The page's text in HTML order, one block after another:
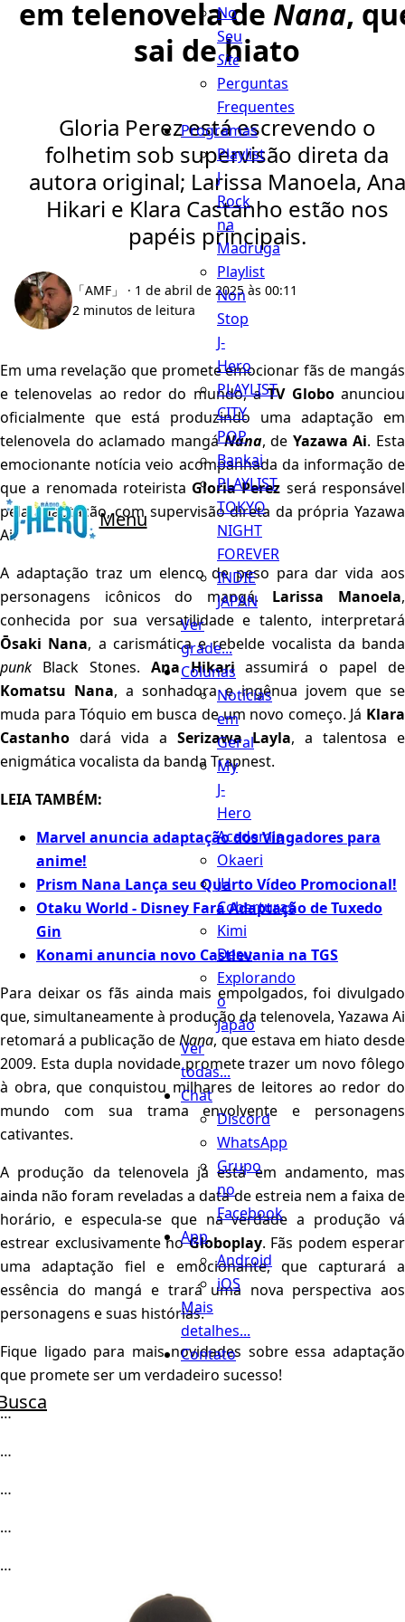
Menu
No
Seu
Site
Perguntas
Frequentes
Programas
Playlist
J
Rock
na
Madruga
Playlist
Non
Stop
J-
Hero
PLAYLIST
CITY
POP
Bankai
PLAYLIST
TOKYO
NIGHT
FOREVER
INDIE
JAPAN
Ver
grade...
Colunas
Notícias
em
Geral
My
J-
Hero
Academia
Okaeri
JH
Coberturas
Kimi
Desu
Explorando
o
Japão
Ver
todas...
Chat
Discord
WhatsApp
Grupo
no
Facebook
App
Android
iOS
Mais
detalhes...
Contato
em telenovela de Nana,
sai de hiato
Gloria Perez está escrevendo o
folhetim sob supervisão direta da
autora original; Larissa Manoela, Ana
Hikari e Klara Castanho estão nos
papéis principais.
「AMF」
· 1 de abril de 2025 às 00:11
2 minutos de leitura
Em uma revelação que promete emocionar fãs de mangás
e telenovelas ao redor do mundo, aTV Globoanunciou
oficialmente que está produzindo uma adaptação em
telenovela do aclamado mangáNana, de Yazawa Ai. Esta
emocionante notícia veio acompanhada da informação de
que a renomada roteirista Gloria Perez será responsável
pela adaptação, com supervisão direta da própria Yazawa
Ai.
A adaptação traz um elenco de peso para dar vida aos
personagens icônicos do mangá. Larissa Manoela,
conhecida por sua versatilidade e talento, interpretará
Ōsaki Nana, a carismática e rebelde vocalista da banda
punk Black Stones. Ana Hikariassumirá o papel de
Komatsu Nana, a sonhadora e ingênua jovem que se
muda para Tóquio em busca de um novo começo. Já Klara
Castanho dará vida a Serizawa Layla, a talentosa e
enigmática vocalista da banda Trapnest.
LEIA TAMBÉM:
Marvel anuncia adaptação dos Vingadores para
anime!
Prism Nana Lança seu Quarto Vídeo Promocional!
Otaku World - Disney Fará Adaptação de Tuxedo
Gin
Konami anuncia novo Castlevania na TGS
Para deixar os fãs ainda mais empolgados, foi divulgado
que, simultaneamente à produção da telenovela, Yazawa Ai
retomará a publicação deNana, que estava em hiato desde
2009. Esta dupla novidade promete trazer um novo fôlego
à obra, que conquistou milhares de leitores ao redor do
mundo com sua trama envolvente e personagens
cativantes.
A produção da telenovela já está em andamento, mas
ainda não foram reveladas a data de estreia nem a faixa de
horário, e especula-se que na verdade a produção vá
estrear exclusivamente noGloboplay. Fãs podem esperar
uma adaptação fiel e emocionante, que capturará a
essência do mangá e trará uma nova perspectiva aos
personagens e suas histórias.
Fique ligado para mais novidades sobre essa adaptação
que promete ser um verdadeiro sucesso!
…
…
…
…
…